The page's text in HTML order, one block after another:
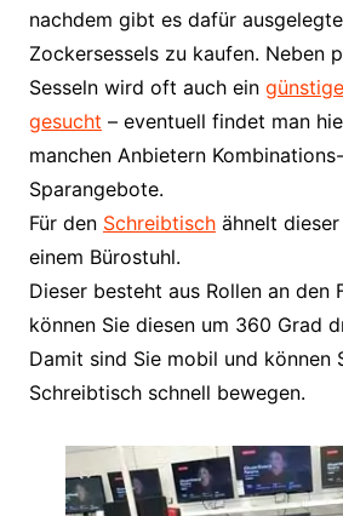
nachdem gibt es dafür
Zockersessels zu kaufen. Neben
Sesseln wird oft auch ein
gesucht – eventuell findet man
manchen Anbietern
Sparangebote.
Für den Schreibtischähnelt dieser
einem Bürostuhl.
Dieser besteht aus Rollen an den
können Sie diesen um 360 Grad
Damit sind Sie mobil und können
Schreibtisch schnell bewegen.